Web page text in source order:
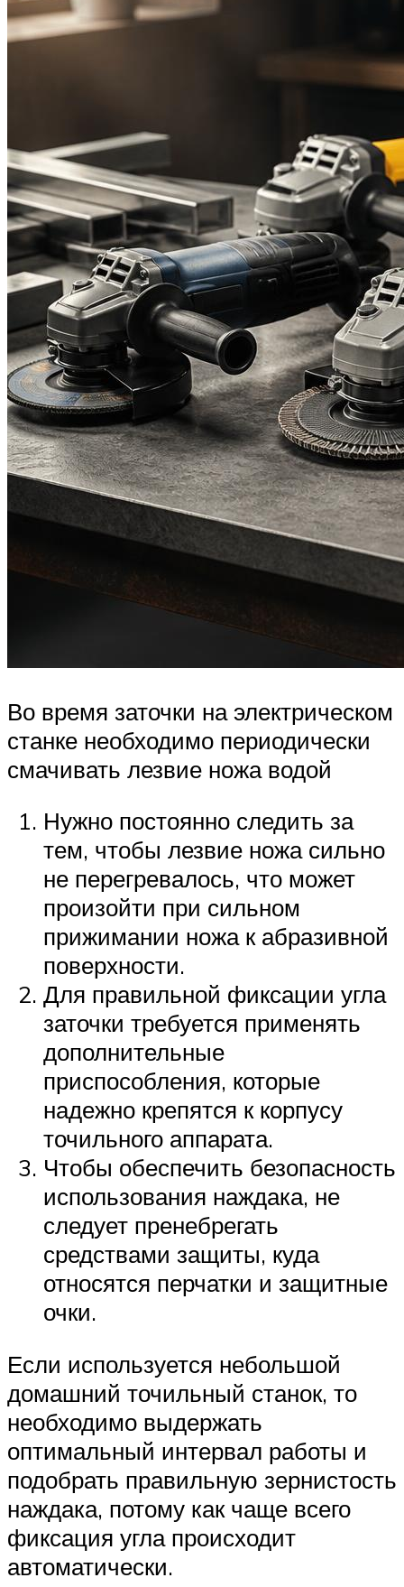
Во время заточки на электрическом
станке необходимо периодически
смачивать лезвие ножа водой
Нужно постоянно следить за
тем, чтобы лезвие ножа сильно
не перегревалось, что может
произойти при сильном
прижимании ножа к абразивной
поверхности.
Для правильной фиксации угла
заточки требуется применять
дополнительные
приспособления, которые
надежно крепятся к корпусу
точильного аппарата.
Чтобы обеспечить безопасность
использования наждака, не
следует пренебрегать
средствами защиты, куда
относятся перчатки и защитные
очки.
Если используется небольшой
домашний точильный станок, то
необходимо выдержать
оптимальный интервал работы и
подобрать правильную зернистость
наждака, потому как чаще всего
фиксация угла происходит
автоматически.